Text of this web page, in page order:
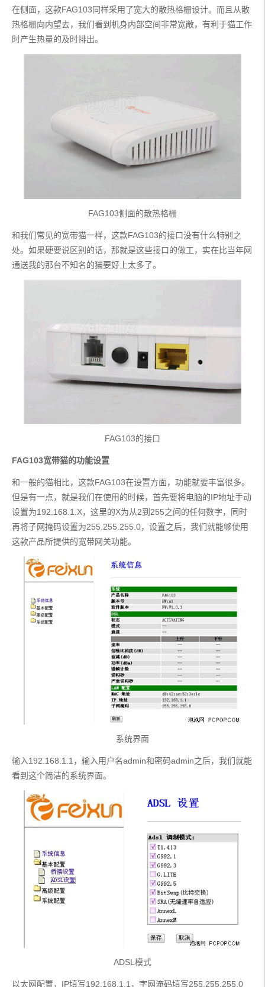
在侧面，这款FAG103同样采用了宽大的散热格栅设计。而且从散
热格栅向内望去，我们看到机身内部空间非常宽敞，有利于猫工作
时产生热量的及时排出。
FAG103侧面的散热格栅
和我们常见的宽带猫一样，这款FAG103的接口没有什么特别之
处。如果硬要说区别的话，那就是这些接口的做工，实在比当年网
通送我的那台不知名的猫要好上太多了。
FAG103的接口
FAG103宽带猫的功能设置
和一般的猫相比，这款FAG103在设置方面，功能就要丰富很多。
但是有一点，就是我们在使用的时候，首先要将电脑的IP地址手动
设置为192.168.1.X，这里的X为从2到255之间的任何数字，同时
再将子网掩码设置为255.255.255.0，设置之后，我们就能够使用
这款产品所提供的宽带网关功能。
系统界面
输入192.168.1.1，输入用户名admin和密码admin之后，我们就能
看到这个简洁的系统界面。
ADSL模式
以太网配置，IP填写192.168.1.1，字网淹码填写255.255.255.0